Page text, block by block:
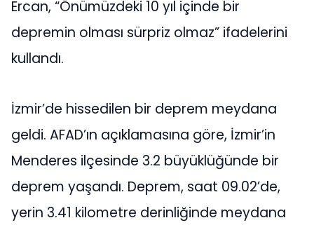
Ercan, “Önümüzdeki 10 yıl içinde bir
depremin olması sürpriz olmaz” ifadelerini
kullandı.
İzmir’de hissedilen bir deprem meydana
geldi. AFAD’ın açıklamasına göre, İzmir’in
Menderes ilçesinde 3.2 büyüklüğünde bir
deprem yaşandı. Deprem, saat 09.02’de,
yerin 3.41 kilometre derinliğinde meydana